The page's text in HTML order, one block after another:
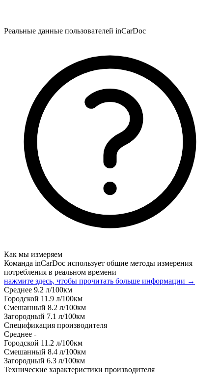
Реальные данные пользователей inCarDoc
Как мы измеряем
Команда inCarDoc использует общие методы измерения
потребления в реальном времени
нажмите здесь, чтобы прочитать больше информации →
Среднее 9.2 л/100км
Городской 11.9 л/100км
Смешанный 8.2 л/100км
Загородный 7.1 л/100км
Спецификация производителя
Среднее -
Городской 11.2 л/100км
Смешанный 8.4 л/100км
Загородный 6.3 л/100км
Технические характеристики производителя